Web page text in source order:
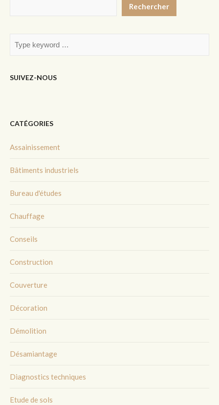
Rechercher
SUIVEZ-NOUS
CATÉGORIES
Assainissement
Bâtiments industriels
Bureau d'études
Chauffage
Conseils
Construction
Couverture
Décoration
Démolition
Désamiantage
Diagnostics techniques
Etude de sols